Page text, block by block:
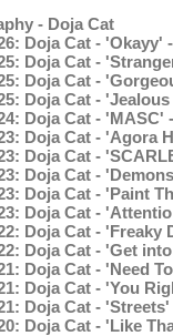
- Doja Cat
Doja Cat -
Doja Cat -
Doja Cat -
Doja Cat -
Doja Cat -
Doja Cat - 'Agora
Doja Cat -
Doja Cat -
Doja Cat - 'Paint
Doja Cat -
Doja Cat -
Doja Cat - 'Get
Doja Cat - 'Need
Doja Cat - 'You
Doja Cat -
Doja Cat - 'Like